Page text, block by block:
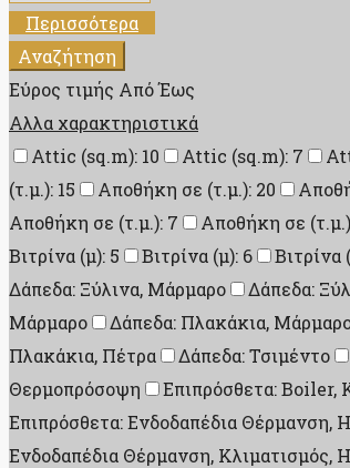
Περισσότερα
Αναζήτηση
Εύρος τιμής ΑπόΈως
Αλλα χαρακτηριστικά
Attic (sq.m): 10
Attic (sq.m): 7
(τ.μ.): 15
Αποθήκη σε (τ.μ.): 20
Αποθήκη σε (τ.μ.): 7
Αποθήκη σε
Βιτρίνα (μ): 5
Βιτρίνα (μ): 6 Βιτρίνα
Δάπεδα: Ξύλινα, Μάρμαρο
Δάπεδα:
Μάρμαρο
Δάπεδα: Πλακάκια,
Πλακάκια, Πέτρα
Δάπεδα: Τσιμέντο
Θερμοπρόσοψη
Επιπρόσθετα: Boiler,
Επιπρόσθετα: Ενδοδαπέδια Θέρμανση,
Ενδοδαπέδια Θέρμανση,